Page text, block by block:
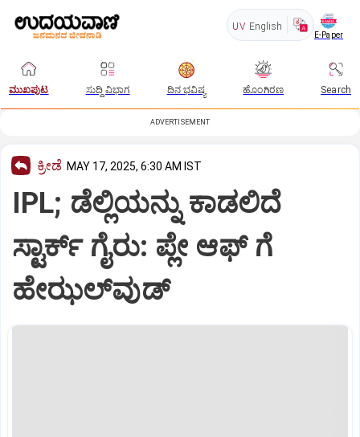
UV English
E-Paper
ಮುಖಪುಟ ಸುದ್ದಿ ವಿಭಾಗ ದಿನ ಭವಿಷ್ಯ ಹೊಂಗಿರಣ Search
ADVERTISEMENT
ಕ್ರೀಡೆ MAY 17, 2025, 6:30 AM IST
IPL; ಡೆಲ್ಲಿಯನ್ನು ಕಾಡಲಿದೆ
ಸ್ಟಾರ್ಕ್‌ ಗೈರು: ಪ್ಲೇ ಆಫ್ ಗೆ
ಹೇಝಲ್‌ವುಡ್‌